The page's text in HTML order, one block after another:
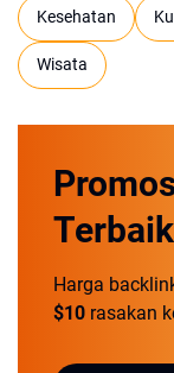
Kesehatan
Wisata
Harga
$10 rasakan